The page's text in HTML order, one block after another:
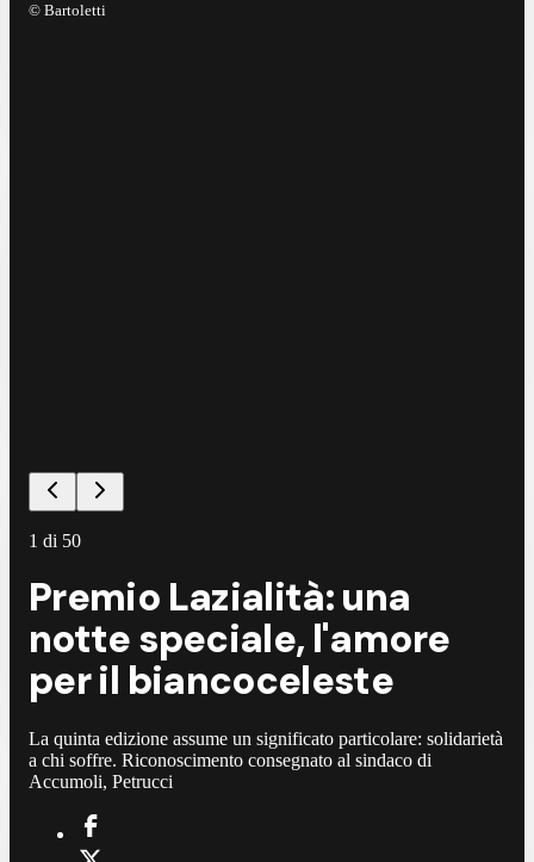
© Bartoletti
1 di 50
Premio Lazialità: una
notte speciale, l'amore
per il biancoceleste
La quinta edizione assume un significato particolare: solidarietà
a chi soffre. Riconoscimento consegnato al sindaco di
Accumoli, Petrucci